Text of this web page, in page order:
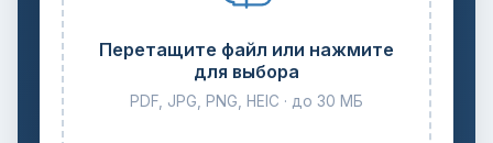
Перетащите файл или нажмите
для выбора
PDF, JPG, PNG, HEIC · до 30 МБ